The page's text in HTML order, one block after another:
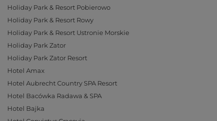
Holiday Park & Resort Pobierowo
Holiday Park & Resort Rowy
Holiday Park & Resort Ustronie Morskie
Holiday Park Zator
Holiday Park Zator Resort
Hotel Amax
Hotel Aubrecht Country SPA Resort
Hotel Bacówka Radawa & SPA
Hotel Bajka